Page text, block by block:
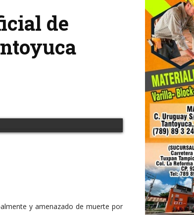
de
y amenazado de muerte por